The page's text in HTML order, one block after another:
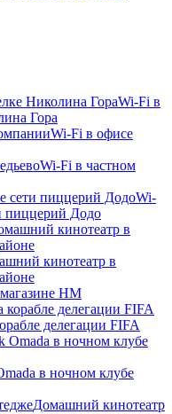
Wi-Fi в
Гора
Wi-Fi в офисе
Wi-Fi в частном
Wi-
пиццерий Додо
кинотеатр в
HM
делегации FIFA
в ночном клубе
Домашний кинотеатр